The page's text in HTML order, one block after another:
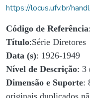
https://locus.ufv.br/
Código de Referência
Título:Série Diretores
Data (s): 1926-1949
Nível de Descrição: 3
Dimensão e Suporte: